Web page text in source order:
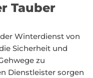
Tauber
Winterdienst von
Sicherheit und
zu
Dienstleister sorgen